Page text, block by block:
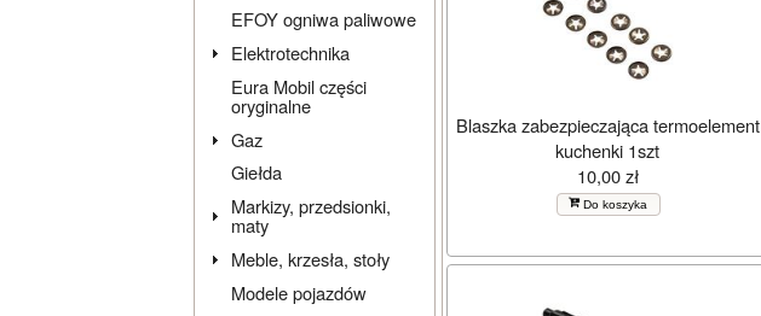
EFOY ogniwa paliwowe
Elektrotechnika
Eura Mobil części
oryginalne
Gaz
Giełda
Markizy, przedsionki,
maty
Meble, krzesła, stoły
Modele pojazdów
Blaszka zabezpieczająca termoelement
kuchenki 1szt
10,00 zł
Do koszyka